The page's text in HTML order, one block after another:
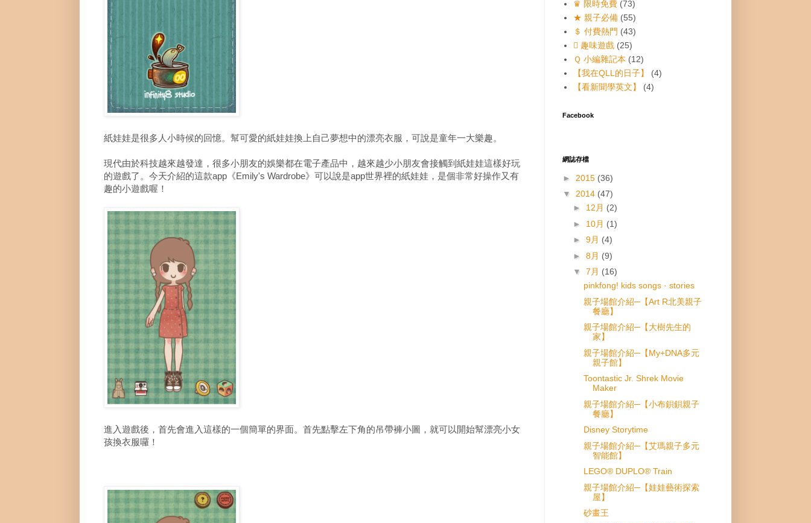
紙娃娃是很多人小時候的回憶。幫可愛的紙娃娃換上自己夢想中的漂亮衣服，可說是童年一大樂趣。
現代由於科技越來越發達，很多小朋友的娛樂都在電子產品中，越來越少小朋友會接觸到紙娃娃這樣好玩
的遊戲了。今天介紹的這款app《Emily's Wardrobe》可以說是app世界裡的紙娃娃，是個非常好操作又有
趣的小遊戲喔！
進入遊戲後，首先會進入這樣的一個簡單的界面。首先點擊左下角的吊帶褲小圖，就可以開始幫漂亮小女
孩換衣服囉！
♛ 限時免費 (73)
★ 親子必備 (55)
＄ 付費熱門 (43)
 趣味遊戲 (25)
Ｑ 小編雜記本 (12)
【我在QLL的日子】
(4)
【看新聞學英文】
(4)
Facebook
網誌存檔
► 2015 (36)
▼ 2014 (47)
► 12月 (2)
► 10月 (1)
► 9月 (4)
► 8月 (9)
▼ 7月 (16)
pinkfong! kids songs · stories
親子場館介紹─【Art R北美親子
餐廳】
親子場館介紹─【大樹先生的
家】
親子場館介紹─【My+DNA多元
親子館】
Toontastic Jr. Shrek Movie
Maker
親子場館介紹─【小布鋇鋇親子
餐廳】
Disney Storytime
親子場館介紹─【艾瑪親子多元
智能館】
LEGO® DUPLO® Train
親子場館介紹─【娃娃藝術探索
屋】
砂畫王